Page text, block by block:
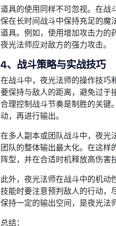
道具的使用同样不可忽视。在战
保在长时间战斗中保持充足的魔
道具。例如，使用增加攻击力的
夜光法师应对敌方的强力攻击。
4、战斗策略与实战技巧
在战斗中，夜光法师的操作技巧
要保持与敌人的距离，避免过于
合理控制战斗节奏是制胜的关键
动，再进行输出。
在多人副本或团队战斗中，夜光
团队的整体输出最大化。在这样
阵型，并在合适时机释放高伤害
此外，夜光法师在战斗中的机
技能时要注意预判敌人的行动，
保持一定的输出空间，是夜光法
总结：